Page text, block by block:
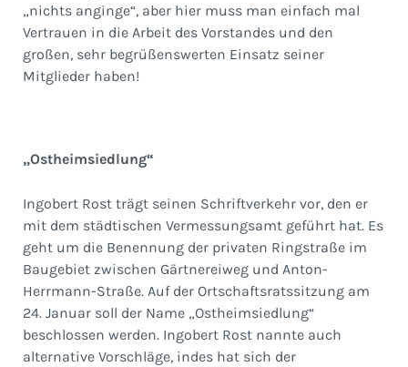
„nichts anginge“, aber hier muss man einfach mal
Vertrauen in die Arbeit des Vorstandes und den
großen, sehr begrüßenswerten Einsatz seiner
Mitglieder haben!
„Ostheimsiedlung“
Ingobert Rost trägt seinen Schriftverkehr vor, den er
mit dem städtischen Vermessungsamt geführt hat. Es
geht um die Benennung der privaten Ringstraße im
Baugebiet zwischen Gärtnereiweg und Anton-
Herrmann-Straße. Auf der Ortschaftsratssitzung am
24. Januar soll der Name „Ostheimsiedlung“
beschlossen werden. Ingobert Rost nannte auch
alternative Vorschläge, indes hat sich der